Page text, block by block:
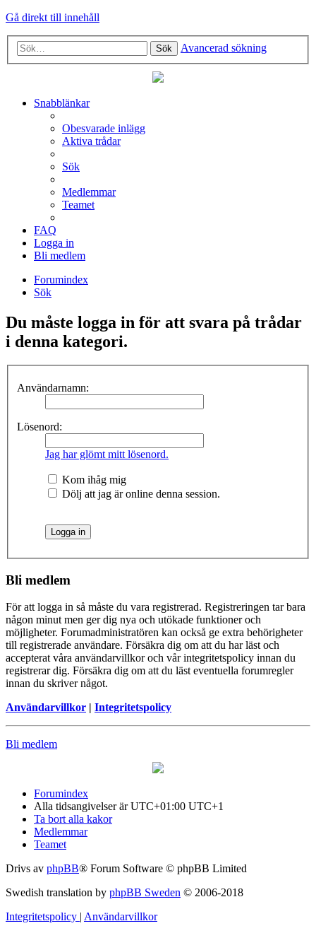
Gå direkt till innehåll
Sök Avancerad sökning
Snabblänkar
Obesvarade inlägg
Aktiva trådar
Sök
Medlemmar
Teamet
FAQ
Logga in
Bli medlem
Forumindex
Sök
Du måste logga in för att svara på trådar
i denna kategori.
Användarnamn:
Lösenord:
Jag har glömt mitt lösenord.
Kom ihåg mig
Dölj att jag är online denna session.
Bli medlem
För att logga in så måste du vara registrerad. Registreringen tar bara
någon minut men ger dig nya och utökade funktioner och
möjligheter. Forumadministratören kan också ge extra behörigheter
till registrerade användare. Försäkra dig om att du har läst och
accepterat våra användarvillkor och vår integritetspolicy innan du
registrerar dig. Försäkra dig om att du läst eventuella forumregler
innan du skriver något.
Användarvillkor | Integritetspolicy
Bli medlem
Forumindex
Alla tidsangivelser är UTC+01:00 UTC+1
Ta bort alla kakor
Medlemmar
Teamet
Drivs av phpBB® Forum Software © phpBB Limited
Swedish translation by phpBB Sweden © 2006-2018
Integritetspolicy | Användarvillkor